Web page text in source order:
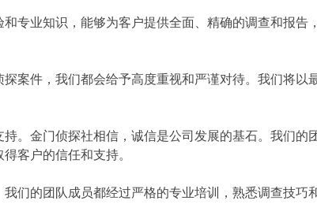
专业知识，能够为客户提供全面、精确的调查和报告
案件，我们都会给予高度重视和严谨对待。我们将以
。金门侦探社相信，诚信是公司发展的基石。我们的
客户的信任和支持。
们的团队成员都经过严格的专业培训，熟悉调查技巧